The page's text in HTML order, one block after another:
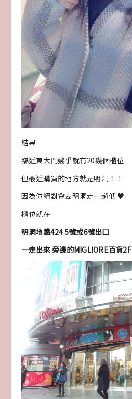
結果
臨近東大門幾乎就有20幾個櫃位
但最近購買的地方就是明洞！！
因為你絕對會去明洞走一趟低 ♥
櫃位就在
明洞地鐵424 5號或6號出口
一走出來 旁邊的MIGLIORE百貨2F